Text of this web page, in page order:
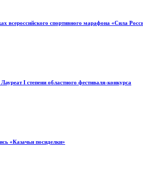
спортивного марафона «Сила
I степени областного фестиваля-конкурса
«Казачьи посиделки»